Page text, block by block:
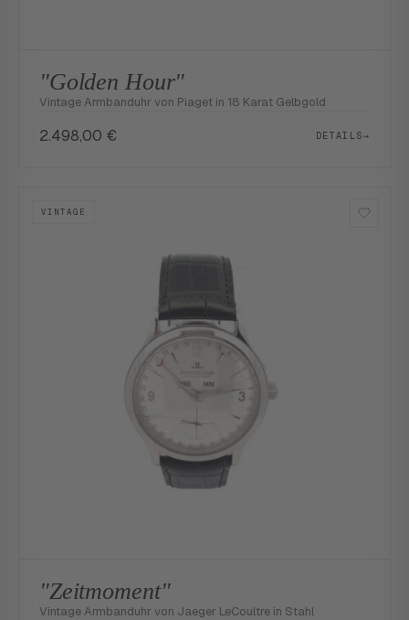
"Golden Hour"
Vintage Armbanduhr von Piaget in 18 Karat Gelbgold
2.498,00 € DETAILS→
VINTAGE
"Zeitmoment"
Vintage Armbanduhr von Jaeger LeCoultre in Stahl